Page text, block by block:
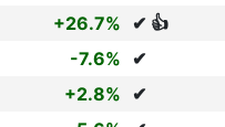
+26.7% ✔ 👍
-7.6% ✔
+2.8% ✔